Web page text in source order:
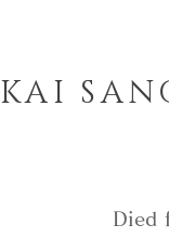
KAI
Died